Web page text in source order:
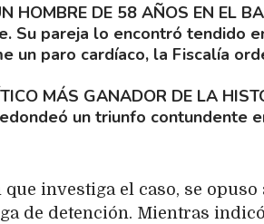
HOMBRE DE 58 AÑOS EN EL
Su pareja lo encontró tendido
un paro cardíaco, la Fiscalía
MÁS GANADOR DE LA
un triunfo contundente
investiga el caso, se opuso
de detención. Mientras